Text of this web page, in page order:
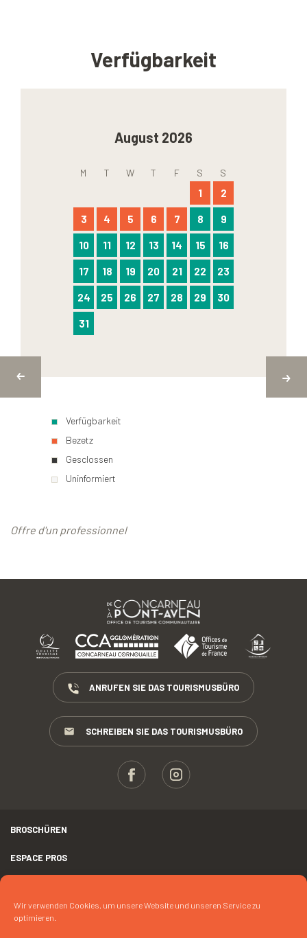
Wir verwenden Cookies, um unsere Website und unseren Service zu
optimieren.
Verfügbarkeit
August 2026
M T W T F S S
1 2
3 4 5 6 7 8 9
10 11 12 13 14 15 16
17 18 19 20 21 22 23
24 25 26 27 28 29 30
31
Verfügbarkeit
Bezetz
Gesclossen
Uninformiert
Offre d'un professionnel
ANRUFEN SIE DAS TOURISMUSBÜRO
SCHREIBEN SIE DAS TOURISMUSBÜRO
BROSCHÜREN
ESPACE PROS
RECHTLICHER HINWEIS